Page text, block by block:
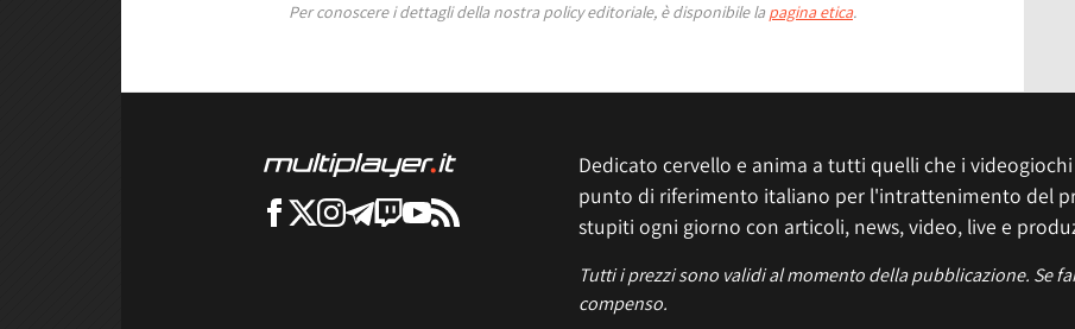
Per conoscere i dettagli della nostra policy editoriale, è disponibile la pagina etica.
Dedicato cervello e anima a tutti quelli che i
punto di riferimento italiano per l'intrattenimento del
stupiti ogni giorno con articoli, news, video, live e
Tutti i prezzi sono validi al momento della pubblicazione. Se
compenso.